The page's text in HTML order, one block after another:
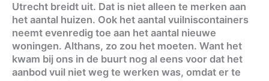
Utrecht breidt uit. Dat is niet alleen te merken aan
het aantal huizen. Ook het aantal vuilniscontainers
neemt evenredig toe aan het aantal nieuwe
woningen. Althans, zo zou het moeten. Want het
kwam bij ons in de buurt nog al eens voor dat het
aanbod vuil niet weg te werken was, omdat er te